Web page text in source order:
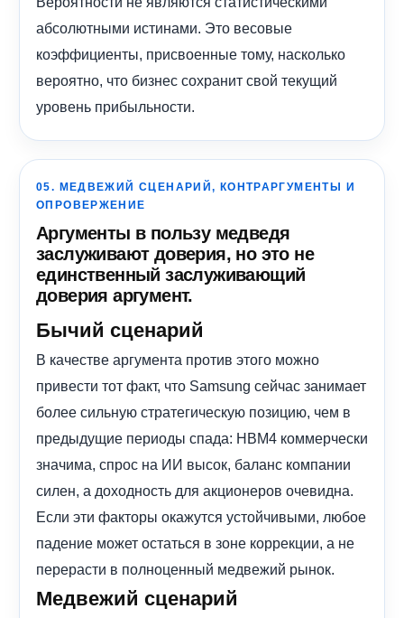
абсолютными истинами. Это весовые
коэффициенты, присвоенные тому, насколько
вероятно, что бизнес сохранит свой текущий
уровень прибыльности.
05. МЕДВЕЖИЙ СЦЕНАРИЙ, КОНТРАРГУМЕНТЫ И
ОПРОВЕРЖЕНИЕ
Аргументы в пользу медведя
заслуживают доверия, но это не
единственный заслуживающий
доверия аргумент.
Бычий сценарий
В качестве аргумента против этого можно
привести тот факт, что Samsung сейчас занимает
более сильную стратегическую позицию, чем в
предыдущие периоды спада: HBM4 коммерчески
значима, спрос на ИИ высок, баланс компании
силен, а доходность для акционеров очевидна.
Если эти факторы окажутся устойчивыми, любое
падение может остаться в зоне коррекции, а не
перерасти в полноценный медвежий рынок.
Медвежий сценарий